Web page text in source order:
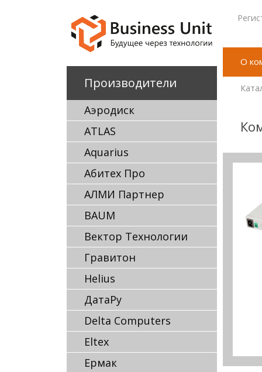
Производители
Аэродиск
ATLAS
Aquarius
Абитех Про
АЛМИ Партнер
BAUM
Вектор Технологии
Гравитон
Helius
ДатаРу
Delta Computers
Eltex
Ермак
О